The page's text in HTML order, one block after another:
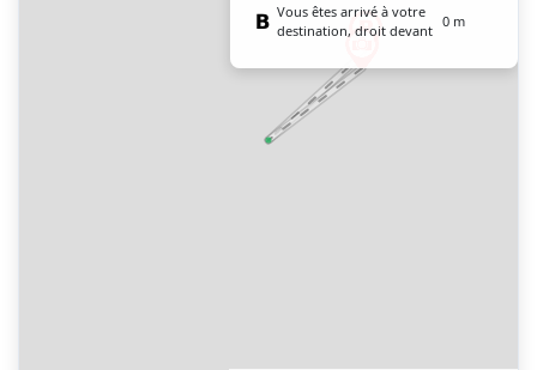
Vous êtes arrivé à votre
destination, droit devant
0 m